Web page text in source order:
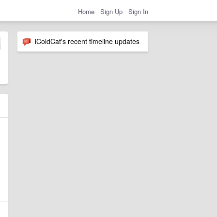
Home Sign Up Sign In
iColdCat's recent timeline updates